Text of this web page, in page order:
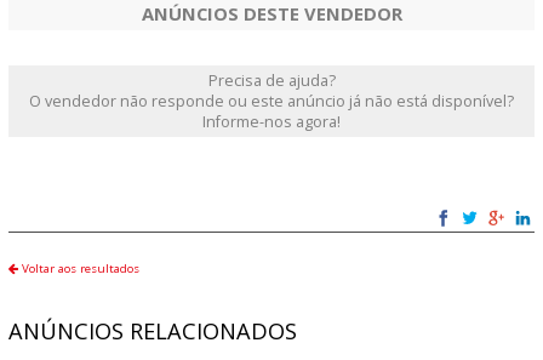
ANÚNCIOS DESTE VENDEDOR
Precisa de ajuda?
O vendedor não responde ou este anúncio já não está disponível?
Informe-nos agora!
Voltar aos resultados
ANÚNCIOS RELACIONADOS